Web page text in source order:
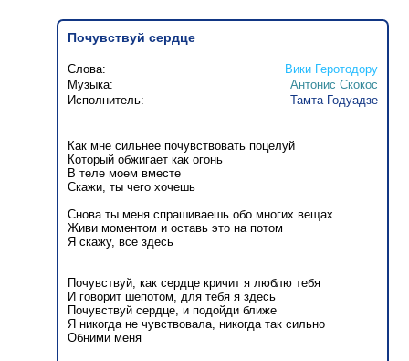
Почувствуй сердце
Слова:
Вики Геротодору
Музыка:
Антонис Скокос
Исполнитель:
Тамта Годуадзе
Как мне сильнее почувствовать поцелуй
Который обжигает как огонь
В теле моем вместе
Скажи, ты чего хочешь
Снова ты меня спрашиваешь обо многих вещах
Живи моментом и оставь это на потом
Я скажу, все здесь
Почувствуй, как сердце кричит я люблю тебя
И говорит шепотом, для тебя я здесь
Почувствуй сердце, и подойди ближе
Я никогда не чувствовала, никогда так сильно
Обними меня